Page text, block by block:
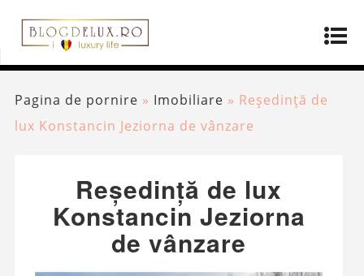
Pagina de pornire » Imobiliare » Reședință de
lux Konstancin Jeziorna de vânzare
Reședință de lux
Konstancin Jeziorna
de vânzare